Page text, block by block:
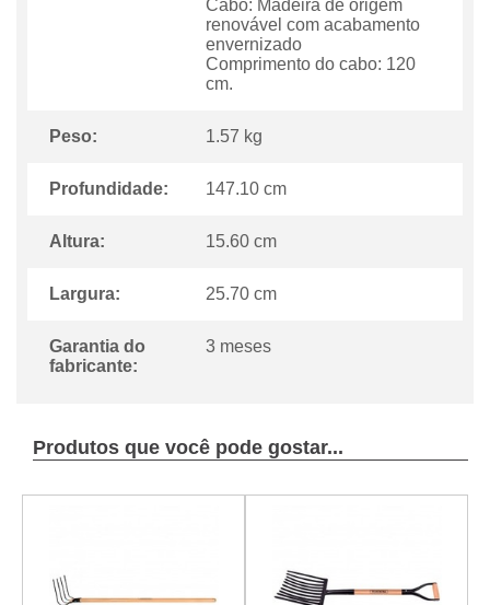
Cabo: Madeira de origem
renovável com acabamento
envernizado
Comprimento do cabo: 120
cm.
Peso: 1.57 kg
Profundidade: 147.10 cm
Altura: 15.60 cm
Largura: 25.70 cm
Garantia do
fabricante:
3 meses
Produtos que você pode gostar...